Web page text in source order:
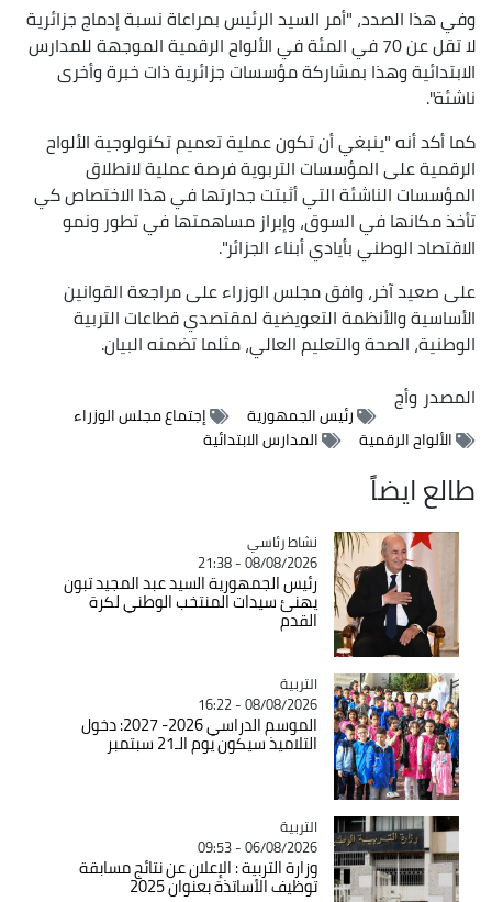
وفي هذا الصدد، "أمر السيد الرئيس بمراعاة نسبة إدماج جزائرية
لا تقل عن 70 في المئة في الألواح الرقمية الموجهة للمدارس
الابتدائية وهذا بمشاركة مؤسسات جزائرية ذات خبرة وأخرى
ناشئة".
كما أكد أنه "ينبغي أن تكون عملية تعميم تكنولوجية الألواح
الرقمية على المؤسسات التربوية فرصة عملية لانطلاق
المؤسسات الناشئة التي أثبتت جدارتها في هذا الاختصاص كي
تأخذ مكانها في السوق، وإبراز مساهمتها في تطور ونمو
الاقتصاد الوطني بأيادي أبناء الجزائر".
على صعيد آخر، وافق مجلس الوزراء على مراجعة القوانين
الأساسية والأنظمة التعويضية لمقتصدي قطاعات التربية
الوطنية، الصحة والتعليم العالي، مثلما تضمنه البيان.
المصدروأج
رئيس الجمهورية
إجتماع مجلس الوزراء
الألواح الرقمية
المدارس الابتدائية
طالع ايضاً
Catégorie
نشاط رئاسي
08/08/2026 - 21:38
رئيس الجمهورية السيد عبد المجيد تبون
يهنئ سيدات المنتخب الوطني لكرة
القدم
Catégorie
التربية
08/08/2026 - 16:22
الموسم الدراسي 2026- 2027: دخول
التلاميذ سيكون يوم الـ21 سبتمبر
Catégorie
التربية
06/08/2026 - 09:53
وزارة التربية : الإعلان عن نتائج مسابقة
توظيف الأساتذة بعنوان 2025